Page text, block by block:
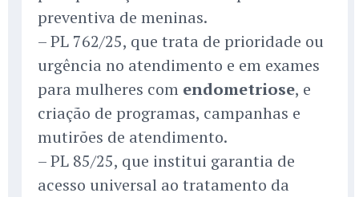
preventiva de meninas.
– PL 762/25, que trata de prioridade ou
urgência no atendimento e em exames
para mulheres com endometriose, e
criação de programas, campanhas e
mutirões de atendimento.
– PL 85/25, que institui garantia de
acesso universal ao tratamento da